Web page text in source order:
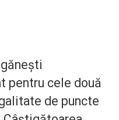
pentru cele două
de puncte